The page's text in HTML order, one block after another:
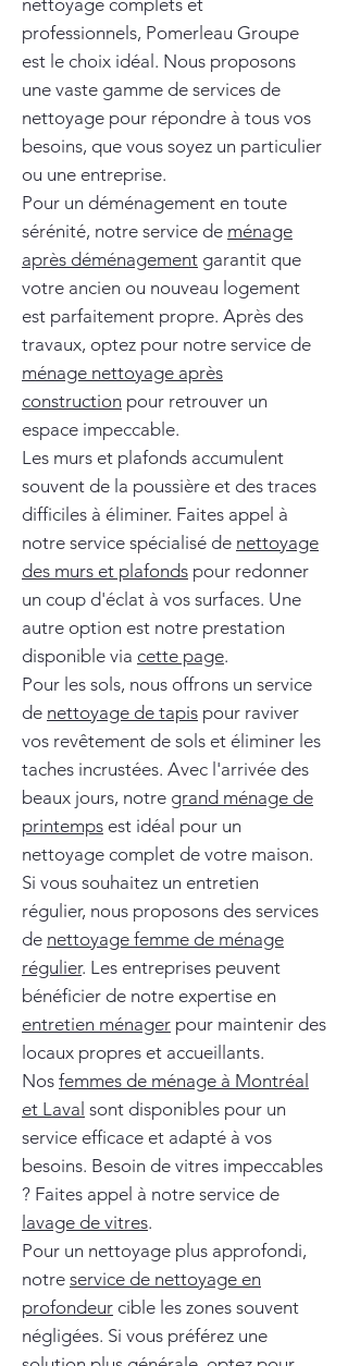
nettoyage complets et
professionnels, Pomerleau Groupe
est le choix idéal. Nous proposons
une vaste gamme de services de
nettoyage pour répondre à tous vos
besoins, que vous soyez un particulier
ou une entreprise.
Pour un déménagement en toute
sérénité, notre service de ménage
après déménagement garantit que
votre ancien ou nouveau logement
est parfaitement propre. Après des
travaux, optez pour notre service de
ménage nettoyage après
construction pour retrouver un
espace impeccable.
Les murs et plafonds accumulent
souvent de la poussière et des traces
difficiles à éliminer. Faites appel à
notre service spécialisé de nettoyage
des murs et plafonds pour redonner
un coup d'éclat à vos surfaces. Une
autre option est notre prestation
disponible via cette page.
Pour les sols, nous offrons un service
de nettoyage de tapis pour raviver
vos revêtement de sols et éliminer les
taches incrustées. Avec l'arrivée des
beaux jours, notre grand ménage de
printemps est idéal pour un
nettoyage complet de votre maison.
Si vous souhaitez un entretien
régulier, nous proposons des services
de nettoyage femme de ménage
régulier. Les entreprises peuvent
bénéficier de notre expertise en
entretien ménager pour maintenir des
locaux propres et accueillants.
Nos femmes de ménage à Montréal
et Laval sont disponibles pour un
service efficace et adapté à vos
besoins. Besoin de vitres impeccables
? Faites appel à notre service de
lavage de vitres.
Pour un nettoyage plus approfondi,
notre service de nettoyage en
profondeur cible les zones souvent
négligées. Si vous préférez une